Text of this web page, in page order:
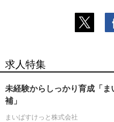
求人特集
未経験からしっかり育成「
補」
まいばすけっと株式会社